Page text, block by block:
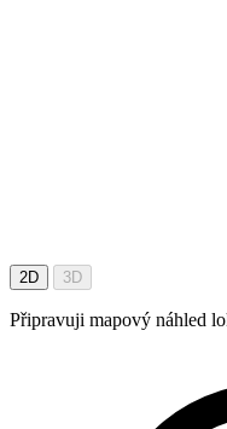
2D 3D
Připravuji mapový náhled